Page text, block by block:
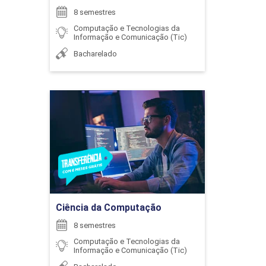
72
COMPUTAÇÃO GRÁFICA
48
CONTROLADORES PROGRAMÁVEIS
MARIO CESAR PINTAUDI PEIXOTO
MARISA AUXILIADORA MAYRINK SANTOS
PAULO LIMIRIO DA SILVA
8 semestres
Computação e Tecnologias da
Informação e Comunicação (Tic)
Bacharelado
Ciência da Computação
8 semestres
Computação e Tecnologias da
Informação e Comunicação (Tic)
Ciência da Computação
Detalhes do curso
Ir para Inscrição